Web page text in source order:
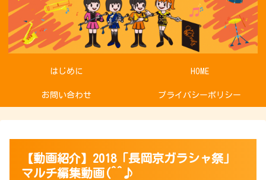
はじめに HOME
お問い合わせ プライバシーポリシー
【動画紹介】2018「長岡京ガラシャ祭」
マルチ編集動画(^^♪